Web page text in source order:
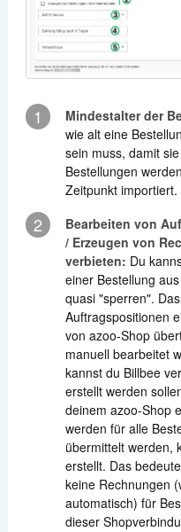
1 Mindestalter der
wie alt eine
sein muss, damit
Bestellungen
Zeitpunkt importiert.
2
Bearbeiten von
/ Erzeugen von
verbieten: Du
einer Bestellung
quasi "sperren".
Auftragspositionen
von azoo-Shop
manuell bearbeitet
kannst du Billbee
erstellt werden
deinem azoo-Shop
werden für alle
übermittelt werden,
erstellt. Das
keine Rechnungen
automatisch) für
dieser